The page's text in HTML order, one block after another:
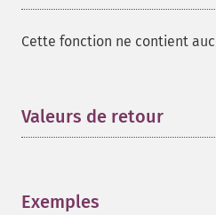
Cette fonction ne contient
Valeurs de retour
Exemples